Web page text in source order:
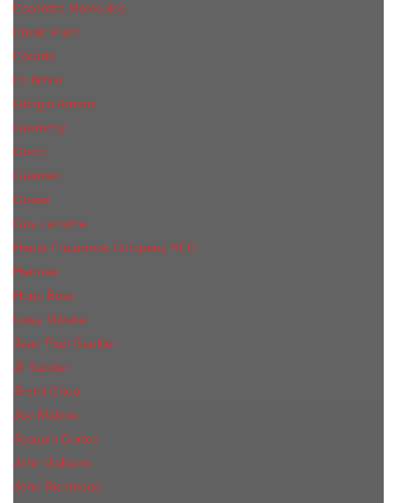
Escentric Molecules
Emilio Pucci
Escada
Ex Nihilo
Giorgio Armani
Givenchy
Gucci
Guerlain
Guess
Guy Laroche
Haute Fragrance Company HFC
Hermes
Hugo Boss
Issey Miyake
Jean Paul Gaultier
Jil Sander
Jimmi Choo
Jое Malоnе
Joaquin Cortes
John Galliano
John Richmond